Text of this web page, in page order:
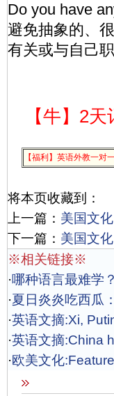
Do you have
避免抽象的、
有关或与自己
【牛】2
【福利】英语外教一对
将本页收藏到：
上一篇： 美国文
下一篇： 美国文
※相关链接※
·哪种语言最难学
·夏日炎炎吃西瓜
·英语文摘:Xi,
·英语文摘:China
·欧美文化